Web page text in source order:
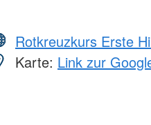
Rotkreuzkurs Erste
Karte: Link zur